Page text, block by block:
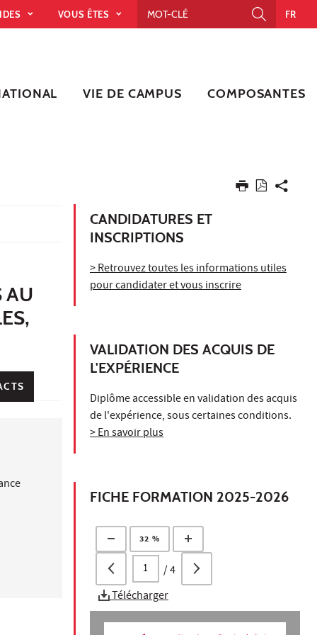
VOUS ÊTES FR
VIE DE CAMPUS COMPOSANTES
AU
CANDIDATURES ET
INSCRIPTIONS
> Retrouvez toutes les informations utiles
pour candidater et vous inscrire
VALIDATION DES ACQUIS DE
L'EXPÉRIENCE
Diplôme accessible en validation des acquis
de l'expérience, sous certaines conditions.
> En savoir plus
FICHE FORMATION 2025-2026
32 %
/4
Télécharger